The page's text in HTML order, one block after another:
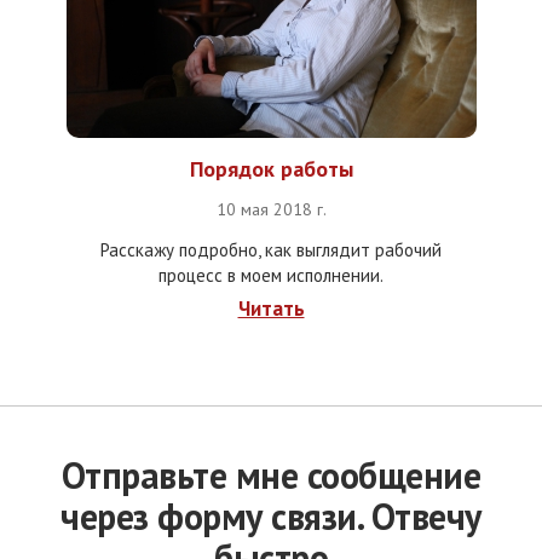
Порядок работы
10 мая 2018 г.
Расскажу подробно, как выглядит рабочий
процесс в моем исполнении.
Читать
Отправьте мне сообщение
через форму связи. Отвечу